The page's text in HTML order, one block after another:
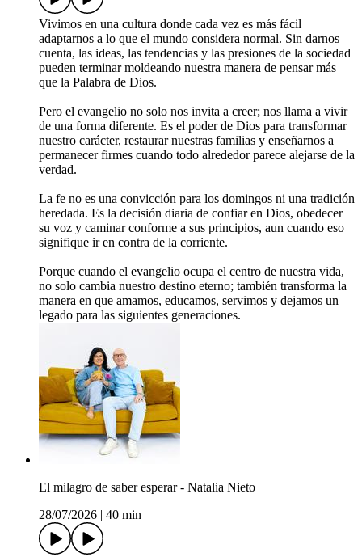
Vivimos en una cultura donde cada vez es más fácil
adaptarnos a lo que el mundo considera normal. Sin darnos
cuenta, las ideas, las tendencias y las presiones de la sociedad
pueden terminar moldeando nuestra manera de pensar más
que la Palabra de Dios.
Pero el evangelio no solo nos invita a creer; nos llama a vivir
de una forma diferente. Es el poder de Dios para transformar
nuestro carácter, restaurar nuestras familias y enseñarnos a
permanecer firmes cuando todo alrededor parece alejarse de la
verdad.
La fe no es una convicción para los domingos ni una tradición
heredada. Es la decisión diaria de confiar en Dios, obedecer
su voz y caminar conforme a sus principios, aun cuando eso
signifique ir en contra de la corriente.
Porque cuando el evangelio ocupa el centro de nuestra vida,
no solo cambia nuestro destino eterno; también transforma la
manera en que amamos, educamos, servimos y dejamos un
legado para las siguientes generaciones.
El milagro de saber esperar - Natalia Nieto
28/07/2026
40 min